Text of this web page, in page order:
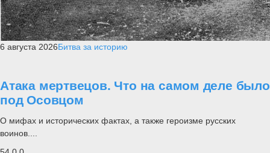
6 августа 2026Битва за историю
Атака мертвецов. Что на самом деле было
под Осовцом
О мифах и исторических фактах, а также героизме русских
воинов....